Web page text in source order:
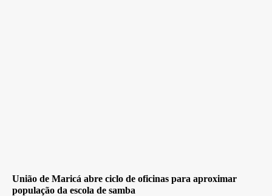
União de Maricá abre ciclo de oficinas para aproximar
população da escola de samba